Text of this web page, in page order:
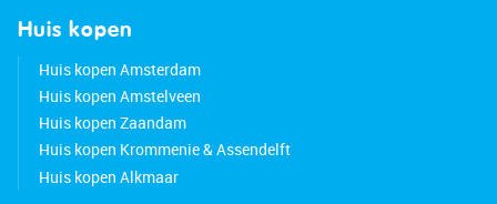
Huis kopen
Huis kopen Amsterdam
Huis kopen Amstelveen
Huis kopen Zaandam
Huis kopen Krommenie & Assendelft
Huis kopen Alkmaar